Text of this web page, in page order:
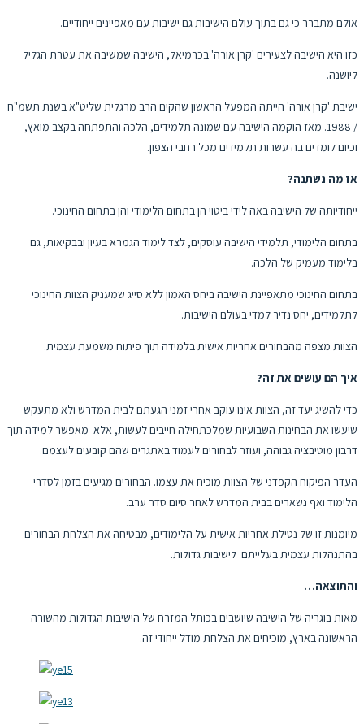
אולם מתברר כי גם בתוך עולם הישיבות גם ישיבות עם מאפיינים ייחודיים.
כזו היא הישיבה לצעירים 'קרן אורה' בכרמיאל, הישיבה שמשיבה את עטרת הגליל
ליושנה.
ישיבת 'קרן אורה' הייתה המפעל הראשון שהקים הרב מרגלית שליט"א בשנת תשמ"ח
/ 1988. מאז הוקמה הישיבה עם שמונה תלמידים, הלכה והתפתחה בקצב מואץ,
וכיום לומדים בה עשרות תלמידים מכל רחבי הצפון.
אז מה נשתנה?
ייחודיותה של הישיבה באה לידי ביטוי הן בתחום הלימודי והן בתחום החינוכי.
בתחום הלימודי, תלמידי הישיבה עוסקים, לצד לימוד הגמרא בעיון ובבקיאות, גם
בלימוד מעמיק של הלכה.
בתחום החינוכי מתאפיינת הישיבה ביחס האמון ללא סייג שמעניק הצוות החינוכי
לתלמידים, יחס נדיר למדי בעולם הישיבות.
הצוות מצפה מהבחורים אחריות אישית בלמידה תוך פיתוח משמעת עצמית.
איך הם עושים את זה?
כדי להשיג יעד זה, הצוות אינו עוקב אחרי זמני הגעתם לבית המדרש ולא מתעקש
שיעשו את הבחינות השבועיות שמלכתחילה חייבים לעשות, אלא מאפשר למידה תוך
דרבון מוטיבציה גבוהה, ועוזר לבחורים לעמוד באתגרים שהם קובעים לעצמם.
העדר הפיקוח הקפדני של הצוות מוכיח את עצמו. הבחורים מגיעים בזמן לסדרי
הלימוד ואף נשארים בבית המדרש לאחר סיום סדר ערב.
מיומנות זו של נטילת אחריות אישית על הלימודים, מבטיחה את הצלחת הבחורים
בהתנהלות עצמית בעלייתם לישיבות גדולות.
והתוצאה…
מאות בוגריה של הישיבה שיושבים בכותל המזרח של הישיבות הגדולות מהשורה
הראשונה בארץ, מוכיחים את הצלחת מודל ייחודי זה.